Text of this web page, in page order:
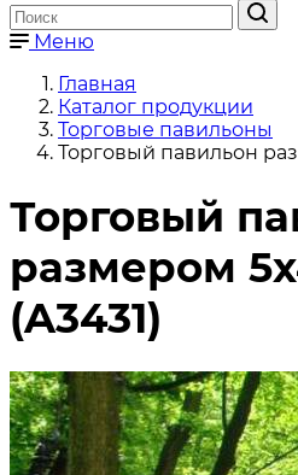
Меню
Главная
Каталог продукции
Торговые павильоны
Торговый павильон
Торговый
размером
(A3431)